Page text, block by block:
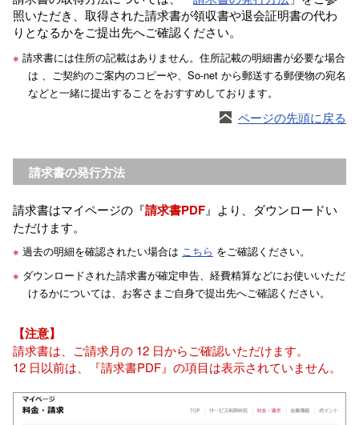
照いただき、取得された請求書が領収書や退会証明書の代わ
りとなるかをご提出先へご確認ください。
※ 請求書には住所の記載はありません。住所記載の明細書が必要な場合
は 、ご契約のご案内のコピーや、So-net から郵送する郵便物の宛名
などと一緒に提出することをおすすめしております。
ページの先頭に戻る
請求書の発行方法
請求書はマイページの『請求書PDF』より、ダウンロードい
ただけます。
※ 過去の明細を確認されたい場合は こちら をご確認ください。
※ ダウンロードされた請求書が確定申告、経費精算などにお使いいただ
けるかについては、お客さまご自身で提出先へご確認ください。
【注意】
請求書は、ご請求月の 12 日からご確認いただけます。
12 日以前は、『請求書PDF』の項目は表示されていません。